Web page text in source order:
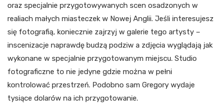
oraz specjalnie przygotowywanych scen osadzonych w
realiach małych miasteczek w Nowej Anglii. Jeśli interesujesz
się fotografią, koniecznie zajrzyj w galerie tego artysty –
inscenizacje naprawdę budzą podziw a zdjęcia wyglądają jak
wykonane w specjalnie przygotowanym miejscu. Studio
fotograficzne to nie jedyne gdzie można w pełni
kontrolować przestrzeń. Podobno sam Gregory wydaje
tysiące dolarów na ich przygotowanie.